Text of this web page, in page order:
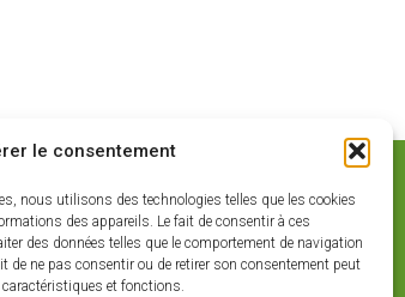
le consentement
nous utilisons des technologies telles que les cookies
des appareils. Le fait de consentir à ces
des données telles que le comportement de navigation
de ne pas consentir ou de retirer son consentement peut
et fonctions.